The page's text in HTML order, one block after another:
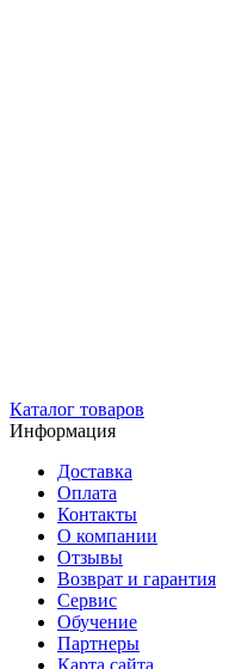
Каталог товаров
Информация
Доставка
Оплата
Контакты
О компании
Отзывы
Возврат и гарантия
Сервис
Обучение
Партнеры
Карта сайта